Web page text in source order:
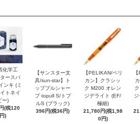
化学工
ースパ
ンキ (ミ
トネイ
ー)
(税120
円)
【サンスター文
具/sun-star】ト
ッププルシャー
プ topull S/トプ
ルS (ブラック)
396円(税36円)
【PELIKAN/ペリ
カン】クラシッ
ク M200 オレン
ジデライト (EF/
極細)
21,780円(税1,98
0円)